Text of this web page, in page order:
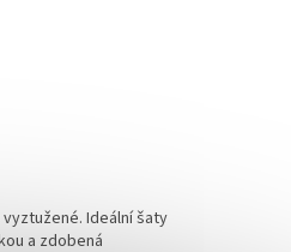
Ideální šaty
a zdobená